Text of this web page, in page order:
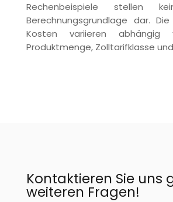
Rechenbeispiele stellen
Berechnungsgrundlage dar.
Kosten variieren abhängig
Produktmenge, Zolltarifklasse
Kontaktieren Sie uns
weiteren Fragen!